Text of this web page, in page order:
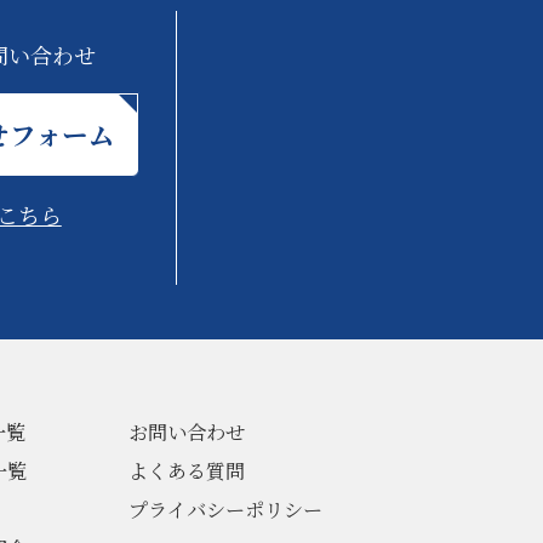
い合わせ
ォーム
こちら
覧
覧
お問い合わせ
よくある質問
プライバシーポリシー